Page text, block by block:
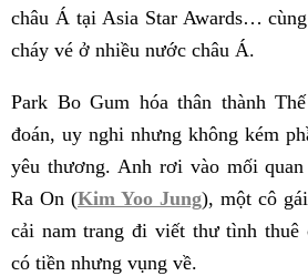
châu Á tại Asia Star Awards…
cháy vé ở nhiều nước châu Á.
Park Bo Gum hóa thân thành
đoán, uy nghi nhưng không kém
yêu thương. Anh rơi vào mối
Ra On (Kim Yoo Jung), một cô
cải nam trang đi viết thư tình thuê
có tiền nhưng vụng về.